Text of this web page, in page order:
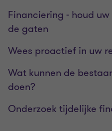
Financiering - houd
de gaten
Wees proactief in uw
Wat kunnen de
doen?
Onderzoek tijdelijke